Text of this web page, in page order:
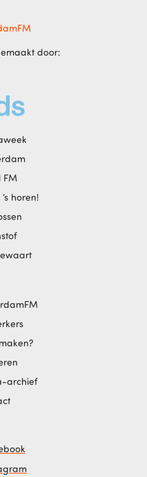
door:
FM
horen!
archief